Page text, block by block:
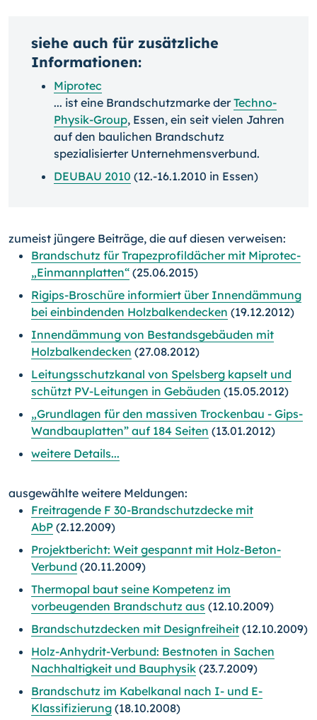
siehe auch für zusätzliche
Informationen:
Miprotec
... ist eine Brandschutzmarke derTechno-
Physik-Group, Essen, ein seit vielen Jahren
auf den baulichen Brandschutz
spezialisierter Unternehmensverbund.
DEUBAU 2010 (12.-16.1.2010 in Essen)
zumeist jüngere Beiträge, die auf diesen verweisen:
Brandschutz für Trapezprofildächer mit Miprotec-
„Einmannplatten“ (25.06.2015)
Rigips-Broschüre informiert über Innendämmung
bei einbindenden Holzbalkendecken (19.12.2012)
Innendämmung von Bestandsgebäuden mit
Holzbalkendecken (27.08.2012)
Leitungsschutzkanal von Spelsberg kapselt und
schützt PV-Leitungen in Gebäuden (15.05.2012)
„Grundlagen für den massiven Trockenbau - Gips-
Wandbauplatten” auf 184 Seiten (13.01.2012)
weitere Details...
ausgewählte weitere Meldungen:
Freitragende F 30-Brandschutzdecke mit
AbP (2.12.2009)
Projektbericht: Weit gespannt mit Holz-Beton-
Verbund (20.11.2009)
Thermopal baut seine Kompetenz im
vorbeugenden Brandschutz aus (12.10.2009)
Brandschutzdecken mit Designfreiheit (12.10.2009)
Holz-Anhydrit-Verbund: Bestnoten in Sachen
Nachhaltigkeit und Bauphysik (23.7.2009)
Brandschutz im Kabelkanal nach I- und E-
Klassifizierung (18.10.2008)